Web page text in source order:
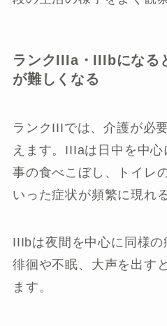
ランクIIIa・IIIbになる
が難しくなる
ランクIIIでは、介護が必
えます。IIIaは日中を中
事の食べこぼし、トイレ
いった症状が頻繁に現れ
IIIbは夜間を中心に同様
徘徊や不眠、大声を出す
ます。